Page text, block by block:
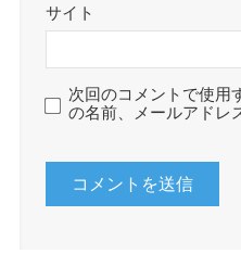
サイト
次回のコメントで使用
の名前、メールアドレ